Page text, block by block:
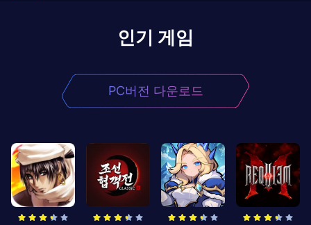
인기 게임
PC버전 다운로드